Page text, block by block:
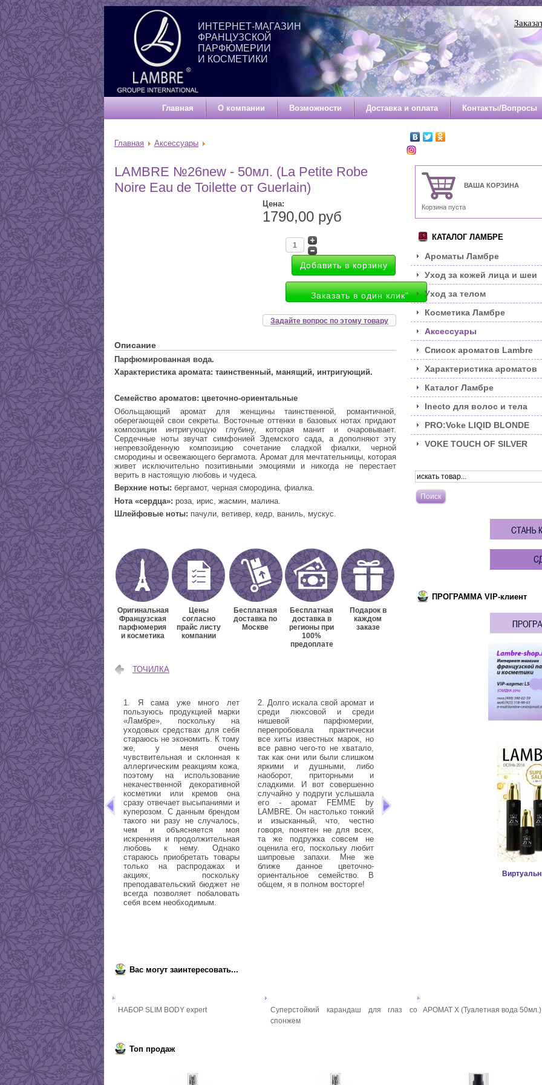
ИНТЕРНЕТ-МАГАЗИН
ФРАНЦУЗСКОЙ
ПАРФЮМЕРИИ
И КОСМЕТИКИ
Главная О компании Возможности Доставка и оплата Контакты/Вопросы
Главная Аксессуары
LAMBRE №26new - 50мл. (La Petite Robe
Noire Eau de Toilette от Guerlain)
Цена:
1790,00 руб
Заказать в один клик"
Задайте вопрос по этому товару
Описание
Парфюмированная вода.
Характеристика аромата: таинственный, манящий, интригующий.
Семейство ароматов: цветочно-ориентальные
Обольщающий аромат для женщины таинственной, романтичной,
оберегающей свои секреты. Восточные оттенки в базовых нотах придают
композиции интригующую глубину, которая манит и очаровывает.
Сердечные ноты звучат симфонией Эдемского сада, а дополняют эту
непревзойденную композицию сочетание сладкой фиалки, черной
смородины и освежающего бергамота. Аромат для мечтательницы, которая
живет исключительно позитивными эмоциями и никогда не перестает
верить в настоящую любовь и чудеса.
Верхние ноты: бергамот, черная смородина, фиалка.
Нота «сердца»: роза, ирис, жасмин, малина.
Шлейфовые ноты: пачули, ветивер, кедр, ваниль, мускус.
Оригинальная
Французская
парфюмерия
и косметика
Цены
согласно
прайс листу
компании
Бесплатная
доставка по
Москве
Бесплатная
доставка в
регионы при
100%
предоплате
Подарок в
каждом
заказе
ТОЧИЛКА
1. Я сама уже много лет
пользуюсь продукцией марки
«Ламбре», поскольку на
уходовых средствах для себя
стараюсь не экономить. К тому
же, у меня очень
чувствительная и склонная к
аллергическим реакциям кожа,
поэтому на использование
некачественной декоративной
косметики или кремов она
сразу отвечает высыпаниями и
куперозом. С данным брендом
такого ни разу не случалось,
чем и объясняется моя
искренняя и продолжительная
любовь к нему. Однако
стараюсь приобретать товары
только на распродажах и
акциях, поскольку
преподавательский бюджет не
всегда позволяет побаловать
себя всем необходимым.
2. Долго искала свой аромат и
среди люксовой и среди
нишевой парфюмерии,
перепробовала практически
все хиты известных марок, но
все равно чего-то не хватало,
так как они или были слишком
яркими и душными, либо
наоборот, приторными и
сладкими. И вот совершенно
случайно у подруги услышала
его - аромат FEMME by
LAMBRE. Он настолько тонкий
и изысканный, что, честно
говоря, понятен не для всех,
та же подружка совсем не
оценила его, поскольку любит
шипровые запахи. Мне же
ближе данное цветочно-
ориентальное семейство. В
общем, я в полном восторге!
3. Я очень долго ходила с
нарощенными ресницами и,
несмотря на качественные
салоне, густота и количество
собственных ресничек
значительно уменьшились.
Выглядело это не очень
красиво и даже суперобъемная
тушь не спасала ситуацию. По
совету подруги решила
попробовать сыворотку MAGIC
LONG LASH. И к своему
увидела результат. Не скажу,
что она буквально творит
чудеса, но растут ресницы
4.
–
я
ВАША КОРЗИНА
Корзина пуста
КАТАЛОГ ЛАМБРЕ
Ароматы Ламбре
Уход за кожей лица и шеи
Уход за телом
Косметика Ламбре
Аксессуары
Список ароматов Lambre
Характеристика ароматов
Каталог Ламбре
Inecto для волос и тела
PRO:Voke LIQID BLONDE
VOKE TOUCH OF SILVER
ПРОГРАММА VIP-клиент
Вас могут заинтересовать...
НАБОР SLIM BODY expert
Суперстойкий карандаш для глаз со
спонжем
АРОМАТ X (Туалетная вода 50мл.)
Топ продаж